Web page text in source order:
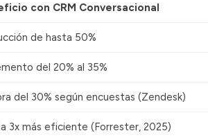
con CRM Conversacional
de hasta 50%
del 20% al 35%
del 30% según encuestas (Zendesk)
3x más eficiente (Forrester, 2025)